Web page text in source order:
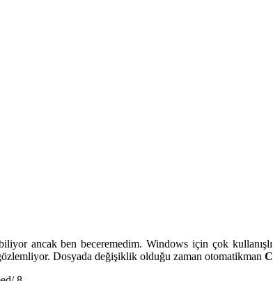
ancak ben beceremedim. Windows için çok
Dosyada değişiklik olduğu zaman otomatikman